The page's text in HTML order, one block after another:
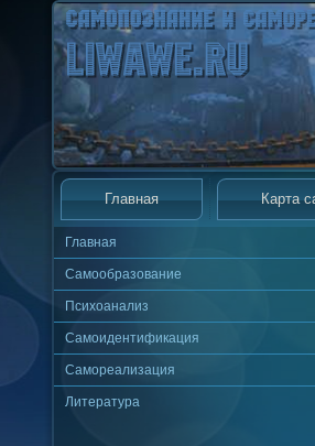
Главная Карта
Главная
Самообразование
Психоанализ
Самоидентификация
Самореализация
Литература